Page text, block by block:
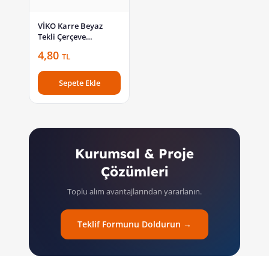
VİKO Karre Beyaz
Tekli Çerçeve
4,80 TL
Sepete Ekle
Kurumsal & Proje
Çözümleri
Toplu alım avantajlarından yararlanın.
Teklif Formunu Doldurun →